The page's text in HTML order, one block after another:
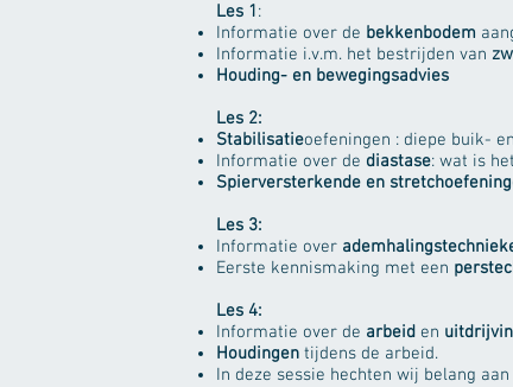
Les 1:
Informatie over de bekkenbodem
Informatie i.v.m. het bestrijden van
Houding- en bewegingsadvies
Les 2:
Stabilisatieoefeningen : diepe buik-
Informatie over de diastase: wat is
Spierversterkende en
Les 3:
Informatie over
Eerste kennismaking met een
Les 4:
Informatie over de arbeid en
Houdingen tijdens de arbeid.
In deze sessie hechten wij belang